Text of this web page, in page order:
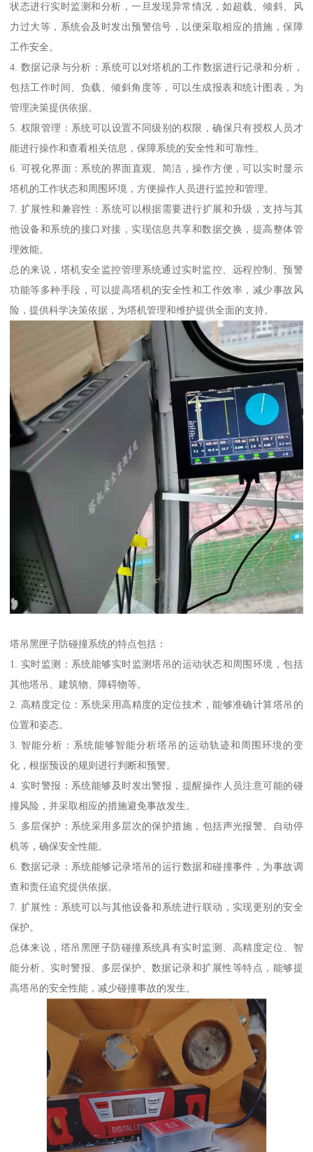
状态进行实时监测和分析，一旦发现异常情况，如超载、倾斜、风
力过大等，系统会及时发出预警信号，以便采取相应的措施，保障
工作安全。
4. 数据记录与分析：系统可以对塔机的工作数据进行记录和分析，
包括工作时间、负载、倾斜角度等，可以生成报表和统计图表，为
管理决策提供依据。
5. 权限管理：系统可以设置不同级别的权限，确保只有授权人员才
能进行操作和查看相关信息，保障系统的安全性和可靠性。
6. 可视化界面：系统的界面直观、简洁，操作方便，可以实时显示
塔机的工作状态和周围环境，方便操作人员进行监控和管理。
7. 扩展性和兼容性：系统可以根据需要进行扩展和升级，支持与其
他设备和系统的接口对接，实现信息共享和数据交换，提高整体管
理效能。
总的来说，塔机安全监控管理系统通过实时监控、远程控制、预警
功能等多种手段，可以提高塔机的安全性和工作效率，减少事故风
险，提供科学决策依据，为塔机管理和维护提供全面的支持。
塔吊黑匣子防碰撞系统的特点包括：
1. 实时监测：系统能够实时监测塔吊的运动状态和周围环境，包括
其他塔吊、建筑物、障碍物等。
2. 高精度定位：系统采用高精度的定位技术，能够准确计算塔吊的
位置和姿态。
3. 智能分析：系统能够智能分析塔吊的运动轨迹和周围环境的变
化，根据预设的规则进行判断和预警。
4. 实时警报：系统能够及时发出警报，提醒操作人员注意可能的碰
撞风险，并采取相应的措施避免事故发生。
5. 多层保护：系统采用多层次的保护措施，包括声光报警、自动停
机等，确保安全性能。
6. 数据记录：系统能够记录塔吊的运行数据和碰撞事件，为事故调
查和责任追究提供依据。
7. 扩展性：系统可以与其他设备和系统进行联动，实现更别的安全
保护。
总体来说，塔吊黑匣子防碰撞系统具有实时监测、高精度定位、智
能分析、实时警报、多层保护、数据记录和扩展性等特点，能够提
高塔吊的安全性能，减少碰撞事故的发生。